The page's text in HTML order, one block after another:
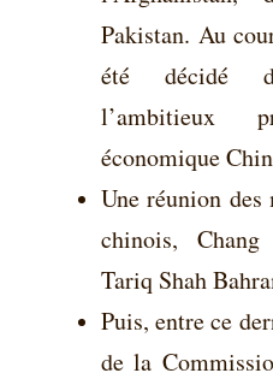
Pakistan. Au
été décidé
l’ambitieux
économique
Une réunion
chinois,
Tariq Shah
Puis, entre ce
de la